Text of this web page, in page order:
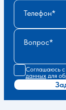
Телефон
Вопрос
Соглашаюсь с
данных для